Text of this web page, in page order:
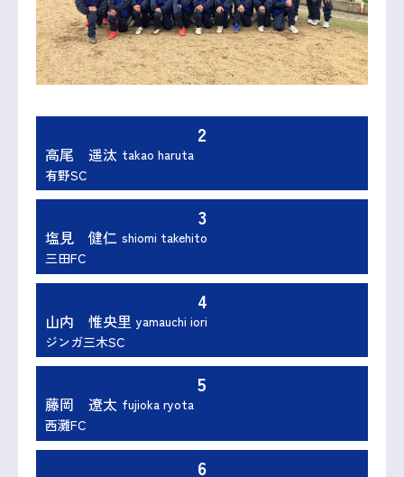
2
高尾 遥汰 takao haruta
有野SC
3
塩見 健仁 shiomi takehito
三田FC
4
山内 惟央里 yamauchi iori
ジンガ三木SC
5
藤岡 遼太 fujioka ryota
西灘FC
6